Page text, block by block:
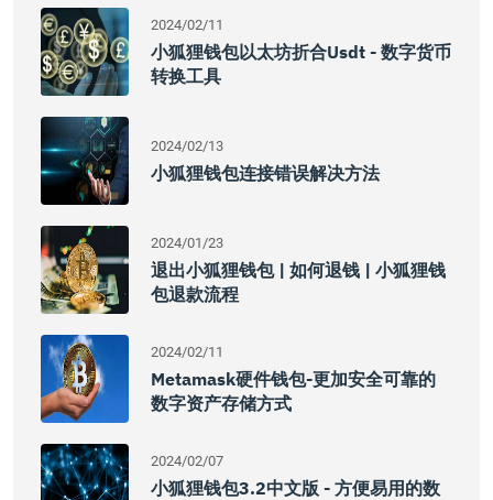
2024/02/11
小狐狸钱包以太坊折合usdt - 数字货币
转换工具
2024/02/13
小狐狸钱包连接错误解决方法
2024/01/23
退出小狐狸钱包 | 如何退钱 | 小狐狸钱
包退款流程
2024/02/11
Metamask硬件钱包-更加安全可靠的
数字资产存储方式
2024/02/07
小狐狸钱包3.2中文版 - 方便易用的数